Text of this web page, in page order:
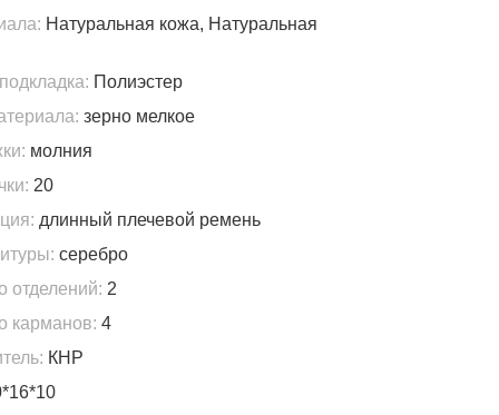
Натуральная кожа, Натуральная
Полиэстер
зерно мелкое
молния
20
длинный плечевой ремень
серебро
отделений: 2
карманов: 4
КНР